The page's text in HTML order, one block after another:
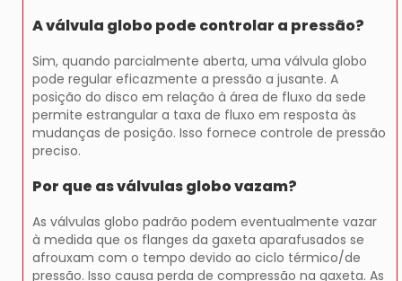
A válvula globo pode controlar a pressão?
Sim, quando parcialmente aberta, uma válvula globo
pode regular eficazmente a pressão a jusante. A
posição do disco em relação à área de fluxo da sede
permite estrangular a taxa de fluxo em resposta às
mudanças de posição. Isso fornece controle de pressão
preciso.
Por que as válvulas globo vazam?
As válvulas globo padrão podem eventualmente vazar
à medida que os flanges da gaxeta aparafusados se
afrouxam com o tempo devido ao ciclo térmico/de
pressão. Isso causa perda de compressão na gaxeta. As